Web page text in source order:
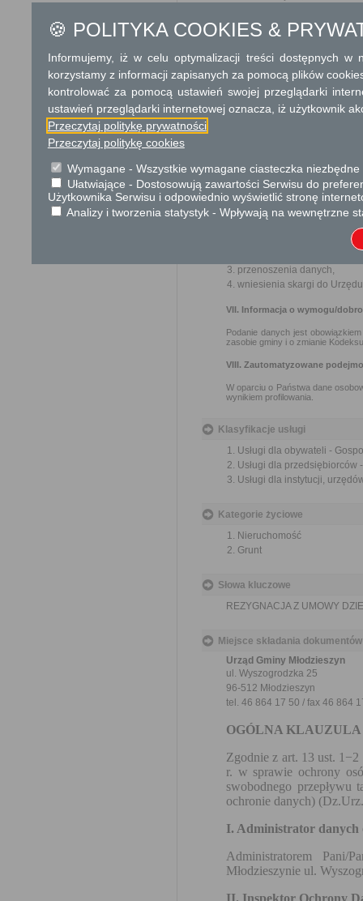
zgody nie wpływa na zgodność z
Pani/Pana dane osobowe mogą
partnerom, czyli firmom, z którymi
Do Pani/Pana danych mogą
informatyczne, likwidatorzy
niezbędny do zabezpieczenia
VI. Prawa osób, których dane
Zgodnie z RODO, przysługuje
dostępu do treści swoich
przenoszenia danych,
wniesienia skargi do
VII. Informacja o wymogu/
Podanie danych jest
zasobie gminy i o zmianie
VIII. Zautomatyzowane
W oparciu o Państwa dane
wynikiem profilowania.
Klasyfikacje usługi
Usługi dla obywateli -
Usługi dla
Usługi dla instytucji,
Kategorie życiowe
Nieruchomość
Grunt
Słowa kluczowe
REZYGNACJA Z UMOWY
Miejsce składania dokumentów
Urząd Gminy Młodzieszyn
ul. Wyszogrodzka 25
96-512 Młodzieszyn
tel. 46 864 17 50 / fax 46 864
OGÓLNA
Zgodnie z art. 13 ust.
r. w sprawie ochrony
swobodnego przepływu
ochronie danych)
I. Administrator danych
Administratorem
Młodzieszynie ul.
II. Inspektor Ochrony
🍪 POLITYKA COOKIES &
Informujemy, iż w celu optymalizacji treści dostępnych w
korzystamy z informacji zapisanych za pomocą plików
kontrolować za pomocą ustawień swojej przeglądarki
ustawień przeglądarki internetowej oznacza, iż użytkownik
Przeczytaj politykę prywatności
Przeczytaj politykę cookies
Wymagane - Wszystkie wymagane ciasteczka
Ułatwiające - Dostosowują zawartości Serwisu do
Użytkownika Serwisu i odpowiednio wyświetlić stronę
Analizy i tworzenia statystyk - Wpływają na wewnętrzne